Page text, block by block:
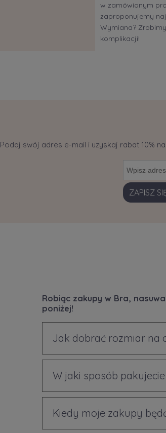
w zamówionym
zaproponujemy
Wymiana?
komplikacji!
Podaj swój adres e-mail i uzyskaj rabat 10%
ZAPISZ
Robiąc zakupy w Bra,
poniżej!
Jak dobrać rozmiar na
W jaki sposób
Kiedy moje zakupy